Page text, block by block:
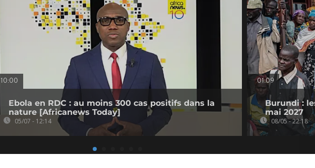
10:00
Ebola en RDC : au moins 300 cas positifs dans la
nature [Africanews Today]
05/07 - 12:14
01:09
Burundi :
mai 2027
08/05 - 22:18